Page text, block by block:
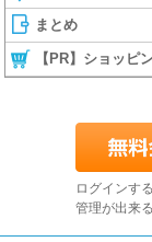
まとめ
【PR】ショッピ
ログインす
管理が出来